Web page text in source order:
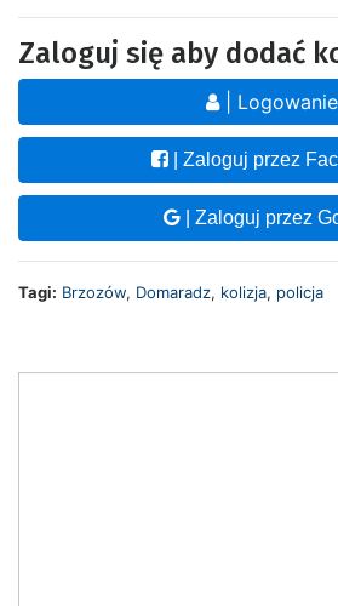
Zaloguj się aby dodać
| Logowanie
| Zaloguj przez
| Zaloguj przez
Tagi: Brzozów, Domaradz, kolizja, policja